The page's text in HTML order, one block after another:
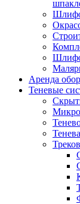
Аренда
Теневые